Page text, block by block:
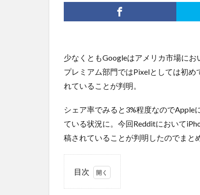
少なくともGoogleはアメリカ市場に
プレミアム部門ではPixelとしては初め
れていることが判明。
シェア率でみると3%程度なのでApple
ている状況に。今回Redditにおいて
稿されていることが判明したのでまと
目次